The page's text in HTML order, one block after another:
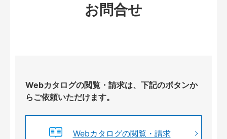
お問合せ
Webカタログの閲覧・請求は、下記のボタンか
らご依頼いただけます。
Webカタログの閲覧・請求